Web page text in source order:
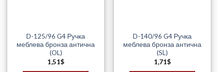
D-125/96 G4 Ручка
меблева бронза антична
(OL)
1,51$
D-140/96 G4 Ручка
меблева бронза антична
(SL)
1,71$